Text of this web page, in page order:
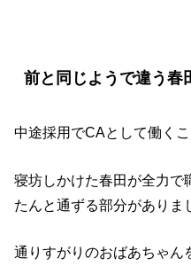
前と同じようで違う春
中途採用でCAとして働く
寝坊しかけた春田が全力で
たんと通ずる部分がありま
通りすがりのおばあちゃん